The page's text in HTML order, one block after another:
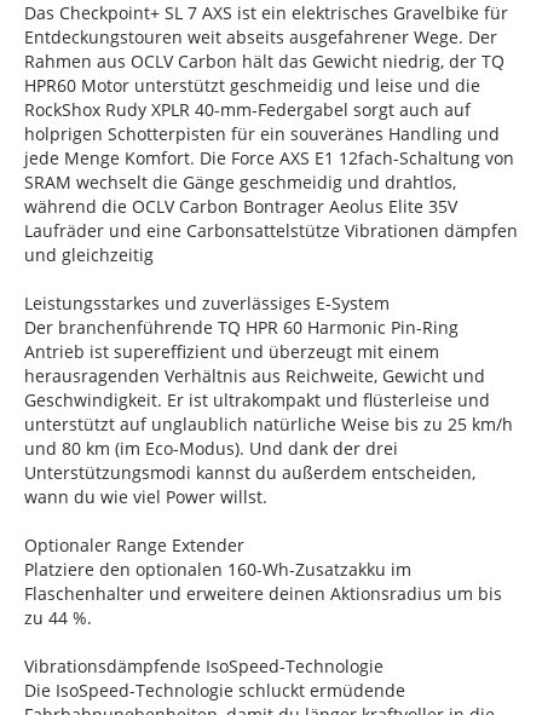
Das Checkpoint+ SL 7 AXS ist ein elektrisches Gravelbike für
Entdeckungstouren weit abseits ausgefahrener Wege. Der
Rahmen aus OCLV Carbon hält das Gewicht niedrig, der TQ
HPR60 Motor unterstützt geschmeidig und leise und die
RockShox Rudy XPLR 40-mm-Federgabel sorgt auch auf
holprigen Schotterpisten für ein souveränes Handling und
jede Menge Komfort. Die Force AXS E1 12fach-Schaltung von
SRAM wechselt die Gänge geschmeidig und drahtlos,
während die OCLV Carbon Bontrager Aeolus Elite 35V
Laufräder und eine Carbonsattelstütze Vibrationen dämpfen
und gleichzeitig
Leistungsstarkes und zuverlässiges E-System
Der branchenführende TQ HPR 60 Harmonic Pin-Ring
Antrieb ist supereffizient und überzeugt mit einem
herausragenden Verhältnis aus Reichweite, Gewicht und
Geschwindigkeit. Er ist ultrakompakt und flüsterleise und
unterstützt auf unglaublich natürliche Weise bis zu 25 km/h
und 80 km (im Eco-Modus). Und dank der drei
Unterstützungsmodi kannst du außerdem entscheiden,
wann du wie viel Power willst.
Optionaler Range Extender
Platziere den optionalen 160-Wh-Zusatzakku im
Flaschenhalter und erweitere deinen Aktionsradius um bis
zu 44 %.
Vibrationsdämpfende IsoSpeed-Technologie
Die IsoSpeed-Technologie schluckt ermüdende